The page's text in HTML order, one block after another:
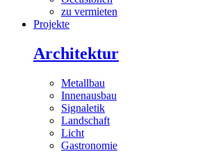
zu vermieten
Projekte
Architektur
Metallbau
Innenausbau
Signaletik
Landschaft
Licht
Gastronomie